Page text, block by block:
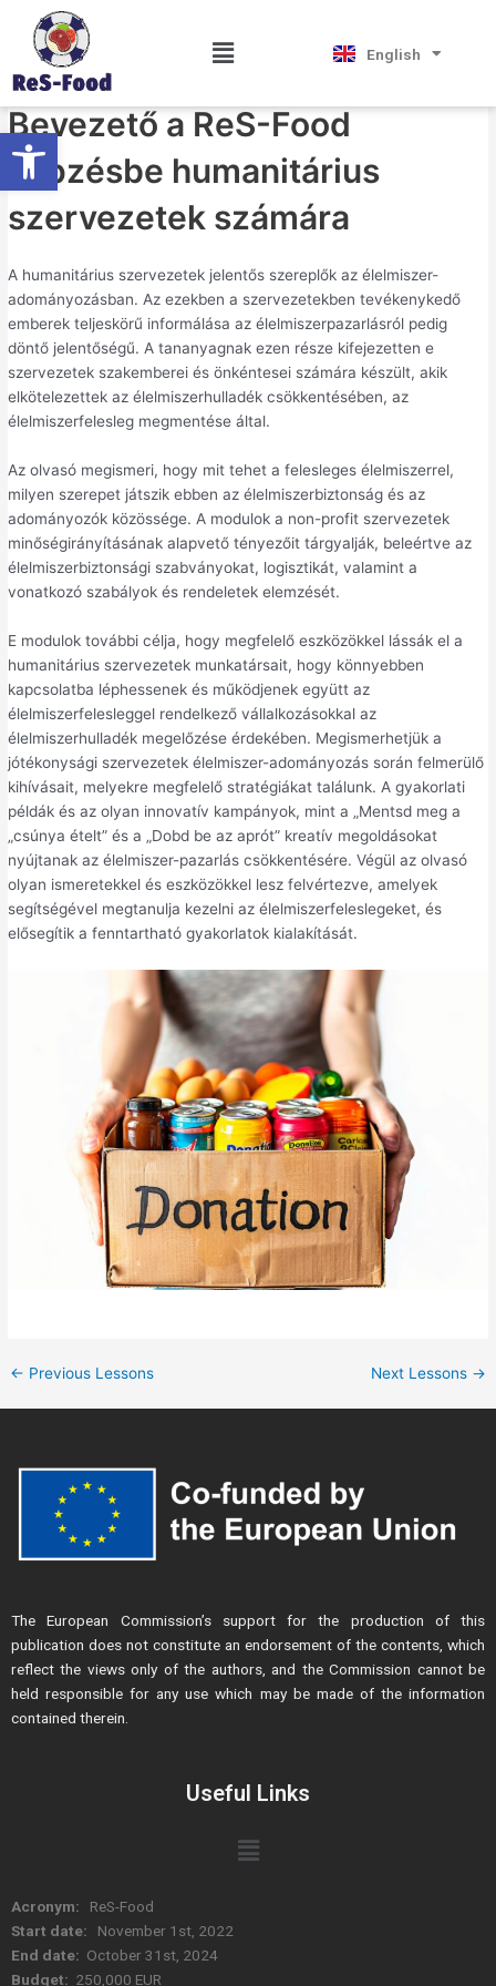
Open toolbar
content
Menu English
Српски језик
Bevezető
ByTourniss/June 21, 2024
Bevezető a ReS-Food
képzésbe humanitárius
szervezetek számára
A humanitárius szervezetek jelentős szereplők az élelmiszer-
adományozásban. Az ezekben a szervezetekben tevékenykedő
emberek teljeskörű informálása az élelmiszerpazarlásról pedig
döntő jelentőségű. A tananyagnak ezen része kifejezetten e
szervezetek szakemberei és önkéntesei számára készült, akik
elkötelezettek az élelmiszerhulladék csökkentésében, az
élelmiszerfelesleg megmentése által.
Az olvasó megismeri, hogy mit tehet a felesleges élelmiszerrel,
milyen szerepet játszik ebben az élelmiszerbiztonság és az
adományozók közössége. A modulok a non-profit szervezetek
minőségirányításának alapvető tényezőit tárgyalják, beleértve az
élelmiszerbiztonsági szabványokat, logisztikát, valamint a
vonatkozó szabályok és rendeletek elemzését.
E modulok további célja, hogy megfelelő eszközökkel lássák el a
humanitárius szervezetek munkatársait, hogy könnyebben
kapcsolatba léphessenek és működjenek együtt az
élelmiszerfelesleggel rendelkező vállalkozásokkal az
élelmiszerhulladék megelőzése érdekében. Megismerhetjük a
jótékonysági szervezetek élelmiszer-adományozás során felmerülő
kihívásait, melyekre megfelelő stratégiákat találunk. A gyakorlati
példák és az olyan innovatív kampányok, mint a „Mentsd meg a
„csúnya ételt” és a „Dobd be az aprót” kreatív megoldásokat
nyújtanak az élelmiszer-pazarlás csökkentésére. Végül az olvasó
olyan ismeretekkel és eszközökkel lesz felvértezve, amelyek
segítségével megtanulja kezelni az élelmiszerfeleslegeket, és
elősegítik a fenntartható gyakorlatok kialakítását.
navigation
← Previous Lessons Next Lessons →
The European Commission’s support for the production of this
publication does not constitute an endorsement of the contents, which
reflect the views only of the authors, and the Commission cannot be
held responsible for any use which may be made of the information
contained therein.
Useful Links
Menu
Acronym: ReS-Food
Start date: November 1st, 2022
End date: October 31st, 2024
Budget: 250,000 EUR